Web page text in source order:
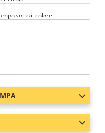
sotto il colore.